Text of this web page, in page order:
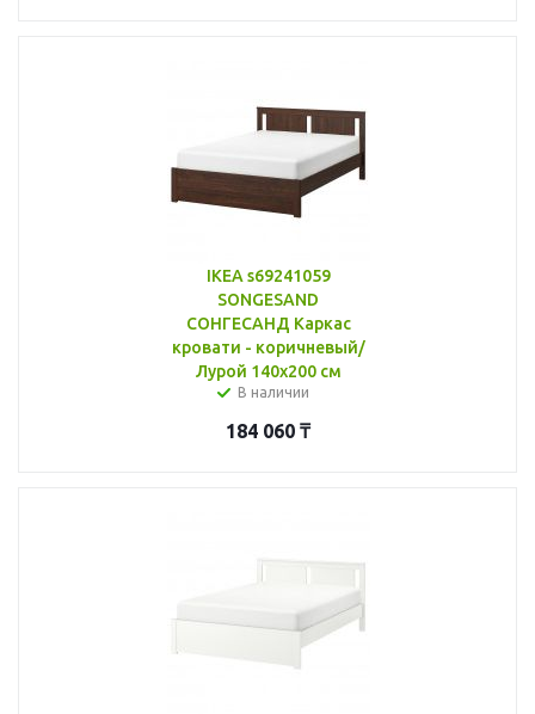
IKEA s69241059
SONGESAND
СОНГЕСАНД Каркас
кровати - коричневый/
Лурой 140x200 см
В наличии
184 060 ₸